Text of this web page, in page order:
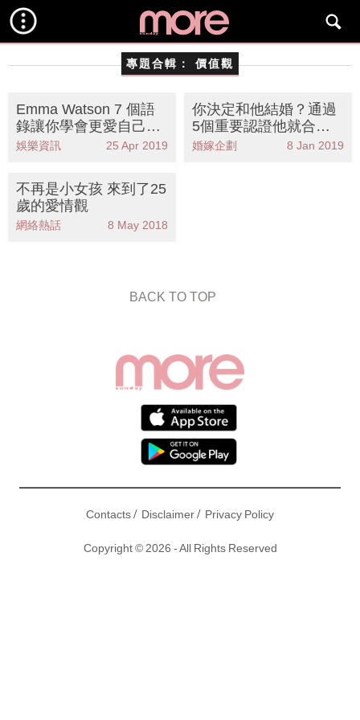
專題合輯： 價值觀
Emma Watson 7 個語
錄讓你學會更愛自己
「跟著直覺走，我不可
娛樂資訊 25 Apr 2019
你決定和他結婚？通過
5個重要認證他就合
格！
婚嫁企劃 8 Jan 2019
不再是小女孩 來到了25
歲的愛情觀
網絡熱話 8 May 2018
BACK TO TOP
Contacts/ Disclaimer/ Privacy Policy
Copyright © 2026 - All Rights Reserved